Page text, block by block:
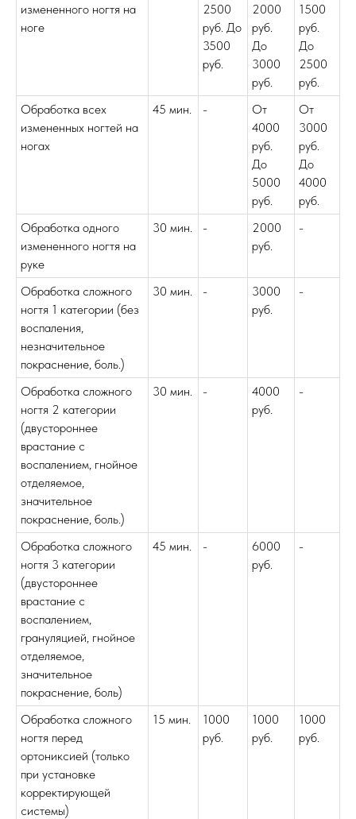
измененного ногтя на
ноге
2500
руб. До
3500
руб.
2000
руб.
До
3000
руб.
1500
руб.
До
2500
руб.
Обработка всех
измененных ногтей на
ногах
45 мин. -
От
4000
руб.
До
5000
руб.
От
3000
руб.
До
4000
руб.
Обработка одного
измененного ногтя на
руке
30 мин. -
2000
руб.
-
Обработка сложного
ногтя 1 категории (без
воспаления,
незначительное
покраснение, боль.)
30 мин. -
3000
руб.
-
Обработка сложного
ногтя 2 категории
(двустороннее
врастание с
воспалением, гнойное
отделяемое,
значительное
покраснение, боль.)
30 мин. -
4000
руб.
-
Обработка сложного
ногтя 3 категории
(двустороннее
врастание с
воспалением,
грануляцией, гнойное
отделяемое,
значительное
покраснение, боль)
45 мин. -
6000
руб.
-
Обработка сложного
ногтя перед
ортониксией (только
при установке
корректирующей
системы)
15 мин.
1000
руб.
1000
руб.
1000
руб.